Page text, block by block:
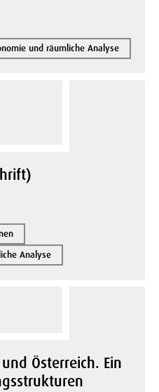
und räumliche Analyse
Analyse
Österreich. Ein